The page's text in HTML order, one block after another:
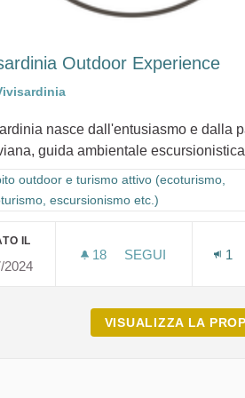
Outdoor Experience
nasce dall'entusiasmo e dalla
guida ambientale
i risultati per categoria: Ambito outdoor e
outdoor e turismo attivo (ecoturismo,
escursionismo etc.)
IL
2024
18 18 SOSTENITORI
SEGUI
VIVISARDINIA
1
VISUALIZZA LA